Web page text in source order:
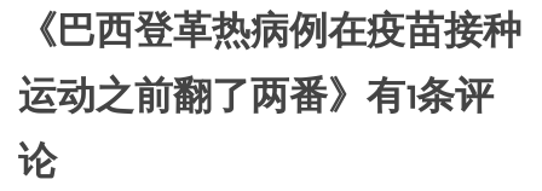
《巴西登革热病例在疫苗接种
运动之前翻了两番》有1条评
论